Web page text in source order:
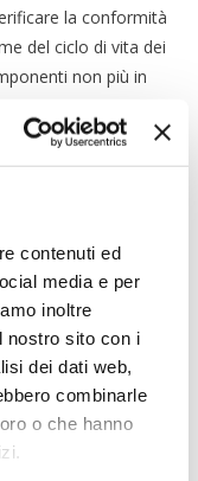
contenuti ed
media e per
inoltre
nostro sito con i
dei dati web,
combinarle
o che hanno
la conformità
del ciclo di vita dei
non più in
dal cliente
non ancora
il 100% di
in base al numero
2500) ed è ideale
copra il 100% dei
o